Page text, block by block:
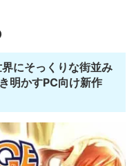
にそっくりな街並み
明かすPC向け新作